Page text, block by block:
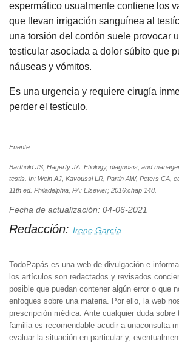
espermático usualmente contiene los
que llevan irrigación sanguínea al
una torsión del cordón suele provocar
testicular asociada a dolor súbito que
náuseas y vómitos.
Es una urgencia y requiere cirugía
perder el testículo.
Fuente:
Barthold JS, Hagerty JA. Etiology, diagnosis, and
testis. In: Wein AJ, Kavoussi LR, Partin AW, Peters CA,
11th ed. Philadelphia, PA: Elsevier; 2016:chap 148.
Fecha de actualización: 04-06-2021
Redacción: Irene García
TodoPapás es una web de divulgación e
los artículos son redactados y revisados
posible que puedan contener algún error o que
enfoques sobre una materia. Por ello, la web
prescripción médica. Ante cualquier duda
familia es recomendable acudir a unaconsulta
evaluar la situación en particular y,